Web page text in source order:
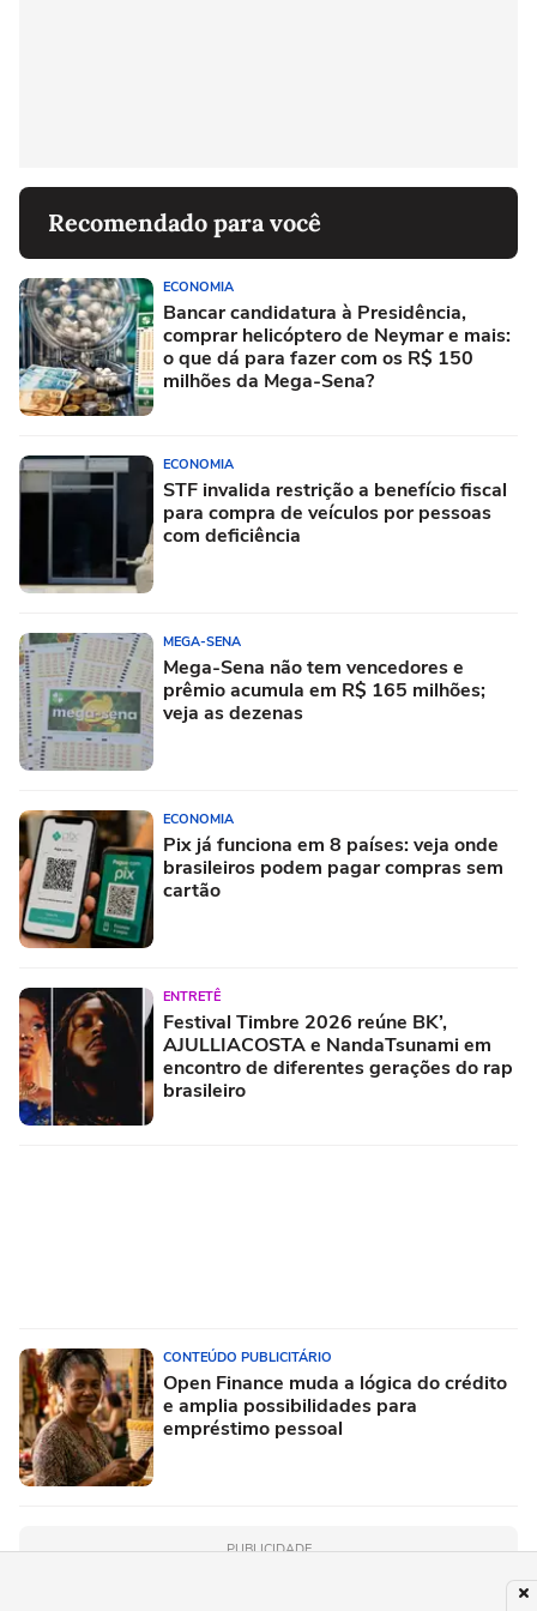
Recomendado para você
ECONOMIA
Bancar candidatura à Presidência,
comprar helicóptero de Neymar e mais:
o que dá para fazer com os R$ 150
milhões da Mega-Sena?
ECONOMIA
STF invalida restrição a benefício fiscal
para compra de veículos por pessoas
com deficiência
MEGA-SENA
Mega-Sena não tem vencedores e
prêmio acumula em R$ 165 milhões;
veja as dezenas
ECONOMIA
Pix já funciona em 8 países: veja onde
brasileiros podem pagar compras sem
cartão
ENTRETÊ
Festival Timbre 2026 reúne BK’,
AJULLIACOSTA e NandaTsunami em
encontro de diferentes gerações do rap
brasileiro
CONTEÚDO PUBLICITÁRIO
Open Finance muda a lógica do crédito
e amplia possibilidades para
empréstimo pessoal
PUBLICIDADE